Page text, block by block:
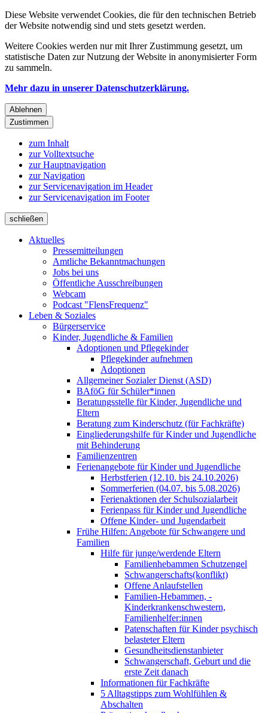
Diese Website verwendet Cookies, die für den technischen Betrieb
der Website notwendig sind und stets gesetzt werden.
Weitere Cookies werden nur mit Ihrer Zustimmung gesetzt, um
statistische Daten zur Nutzung der Website in anonymisierter Form
zu sammeln.
Mehr dazu in unserer Datenschutzerklärung.
Ablehnen
Zustimmen
zum Inhalt
zur Volltextsuche
zur Hauptnavigation
zur Navigation
zur Servicenavigation im Header
zur Servicenavigation im Footer
schließen
Aktuelles
Pressemitteilungen
Amtliche Bekanntmachungen
Jobs bei uns
Öffentliche Ausschreibungen
Webcam
Podcast "FlensFrequenz"
Leben & Soziales
Bürgerservice
Kinder, Jugendliche & Familien
Adoptionen und Pflegekinder
Pflegekinder aufnehmen
Adoptionen
Allgemeiner Sozialer Dienst (ASD)
BAföG für Schüler*innen
Beratungsstelle für Kinder, Jugendliche und
Eltern
Beratung zum Kinderschutz (für Fachkräfte)
Eingliederungshilfe für Kinder und Jugendliche
mit Behinderung
Familienzentren
Ferienangebote für Kinder und Jugendliche
Herbstferien (12.10. bis 24.10.2026)
Sommerferien (04.07. bis 5.08.2026)
Ferienaktionen der Schulsozialarbeit
Ferienpass für Kinder und Jugendliche
Offene Kinder- und Jugendarbeit
Frühe Hilfen: Angebote für Schwangere und
Familien
Hilfe für junge/werdende Eltern
Familienhebammen Schutzengel
Schwangerschafts(konflikt)
Offene Anlaufstellen
Familien-Hebammen, -
Kinderkrankenschwestern,
Familienhelfer:innen
Patenschaften für Kinder psychisch
belasteter Eltern
Gesundheitsdienstanbieter
Schwangerschaft, Geburt und die
erste Zeit danach
Informationen für Fachkräfte
5 Alltagstipps zum Wohlfühlen &
Abschalten